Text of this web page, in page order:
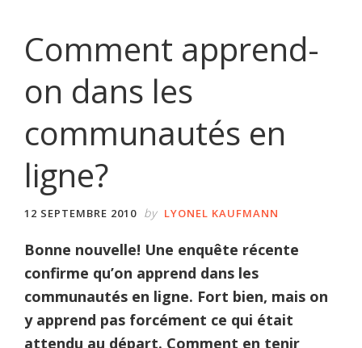
Comment apprend-
on dans les
communautés en
ligne?
12 SEPTEMBRE 2010 by LYONEL KAUFMANN
Bonne nouvelle! Une enquête récente
confirme qu’on apprend dans les
communautés en ligne. Fort bien, mais on
y apprend pas forcément ce qui était
attendu au départ. Comment en tenir